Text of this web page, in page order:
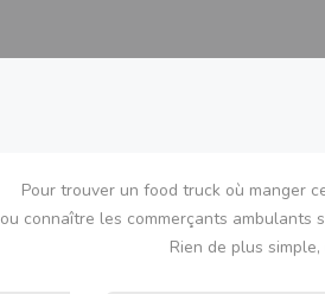
Pour trouver un food truck où manger
ou connaître les commerçants ambulants
Rien de plus